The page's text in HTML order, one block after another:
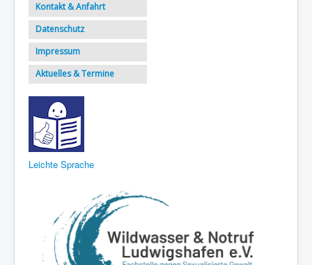
Kontakt & Anfahrt
Datenschutz
Impressum
Aktuelles & Termine
Leichte Sprache